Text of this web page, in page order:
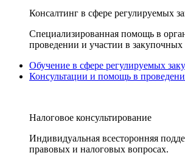
Консалтинг в сфере регулируемых
Специализированная помощь в
проведении и участии в закупочных
Обучение в сфере регулируемых
Консультации и помощь в
Налоговое консультирование
Индивидуальная всесторонняя
правовых и налоговых вопросах.